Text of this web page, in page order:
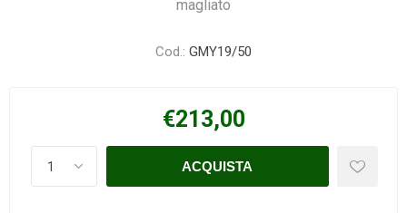
magliato
Cod.: GMY19/50
€213,00